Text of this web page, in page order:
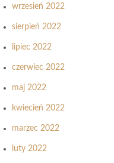
wrzesień 2022
sierpień 2022
lipiec 2022
czerwiec 2022
maj 2022
kwiecień 2022
marzec 2022
luty 2022